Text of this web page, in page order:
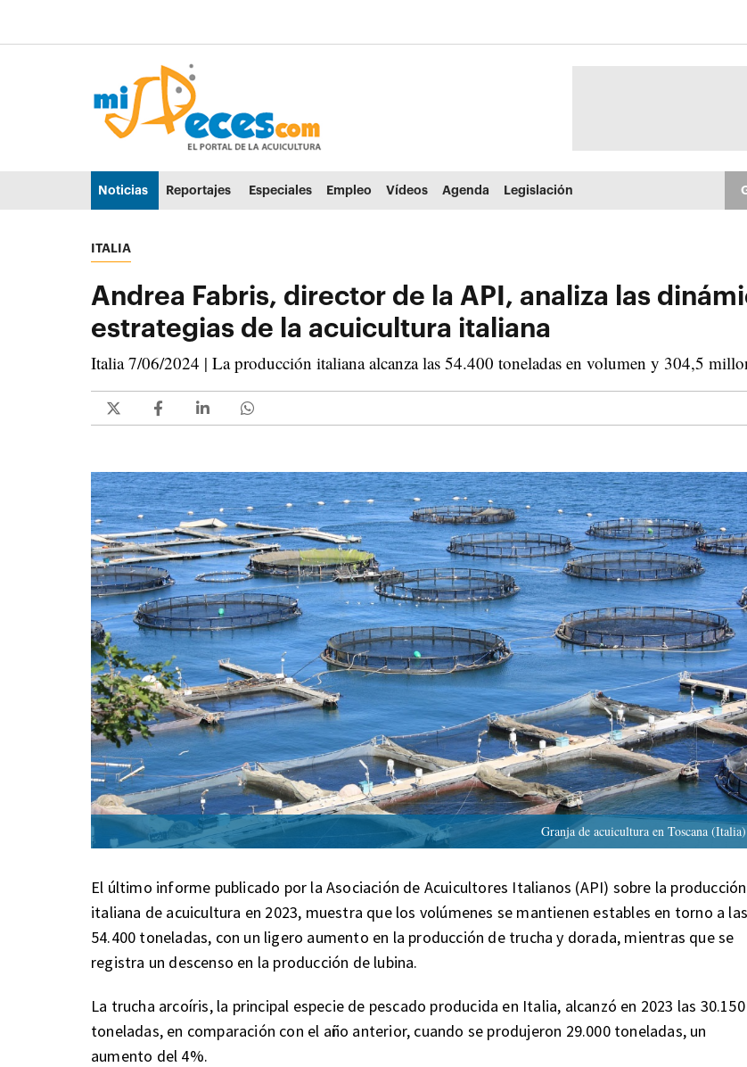
Ir al menú principal (alt + u)
Noticias Reportajes Especiales Empleo Vídeos Agenda Legislación
ITALIA
Andrea Fabris, director de la API, analiza las
estrategias de la acuicultura italiana
Italia 7/06/2024 | La producción italiana alcanza las 54.400 toneladas en volumen y 304,5
Granja de acuicultura en Toscana (Italia)
El último informe publicado por la Asociación de Acuicultores Italianos (API) sobre la producción
italiana de acuicultura en 2023, muestra que los volúmenes se mantienen estables en torno a las
54.400 toneladas, con un ligero aumento en la producción de trucha y dorada, mientras que se
registra un descenso en la producción de lubina.
La trucha arcoíris, la principal especie de pescado producida en Italia, alcanzó en 2023 las 30.150
toneladas, en comparación con el año anterior, cuando se produjeron 29.000 toneladas, un
aumento del 4%.